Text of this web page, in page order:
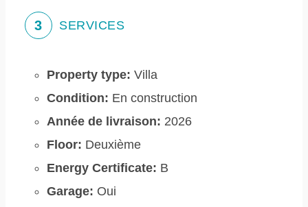
3 SERVICES
Property type: Villa
Condition: En construction
Année de livraison: 2026
Floor: Deuxième
Energy Certificate: B
Garage: Oui